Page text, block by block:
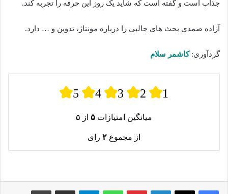
جذاب است و گفته‌ است که شاید یک روز این حرفه را تجربه‌ کند.
آزاده صمدی بحث‌‌ های جالبی را درباره مونتاژ، تدوین و … دارد.
گردآوری:کاشمر سلام
5 4 3 2 1
میانگین امتیازات ۵ از ۵
از مجموع ۲ رای
لینکدین پینترستواتس آپ تلگرام اشتراک گذاری از طریق ایمیل چاپ